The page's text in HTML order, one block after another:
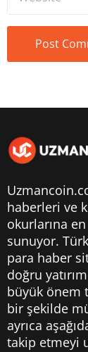
haberleri ve
okurlarına
sunuyor.
para haber
doğru
büyük önem
bir şekilde
ayrıca
takip etmeyi